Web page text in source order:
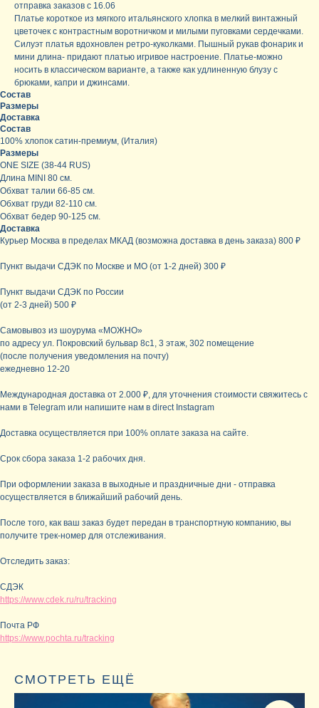
отправка заказов с 16.06
Платье короткое из мягкого итальянского хлопка в мелкий винтажный
цветочек с контрастным воротничком и милыми пуговками сердечками.
Силуэт платья вдохновлен ретро-куколками. Пышный рукав фонарик и
мини длина- придают платью игривое настроение. Платье-можно
носить в классическом варианте, а также как удлиненную блузу с
брюками, капри и джинсами.
Состав
Размеры
Доставка
Состав
100% хлопок сатин-премиум, (Италия)
Размеры
ONE SIZE (38-44 RUS)
Длина MINI 80 см.
Обхват талии 66-85 см.
Обхват груди 82-110 см.
Обхват бедер 90-125 см.
Доставка
Курьер Москва в пределах МКАД (возможна доставка в день заказа) 800 ₽
Пункт выдачи СДЭК по Москве и МО (от 1-2 дней) 300 ₽
Пункт выдачи СДЭК по России
(от 2-3 дней) 500 ₽
Самовывоз из шоурума «МОЖНО»
по адресу ул. Покровский бульвар 8с1, 3 этаж, 302 помещение
(после получения уведомления на почту)
ежедневно 12-20
Международная доставка от 2.000 ₽, для уточнения стоимости свяжитесь с
нами в Telegram или напишите нам в direct Instagram
Доставка осуществляется при 100% оплате заказа на сайте.
Срок сбора заказа 1-2 рабочих дня.
При оформлении заказа в выходные и праздничные дни - отправка
осуществляется в ближайший рабочий день.
После того, как ваш заказ будет передан в транспортную компанию, вы
получите трек-номер для отслеживания.
Отследить заказ:
СДЭК
https://www.cdek.ru/ru/tracking
Почта РФ
https://www.pochta.ru/tracking
СМОТРЕТЬ ЕЩЁ